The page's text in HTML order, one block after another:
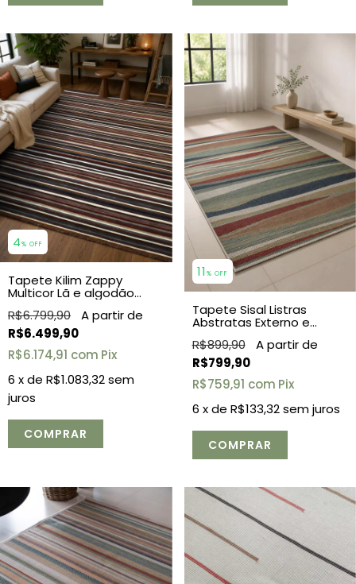
4% OFF
Tapete Kilim Zappy
Multicor Lã e algodão
2,50x3,00
R$6.799,90
R$6.499,90
R$6.174,91 com Pix
6 x de R$1.083,32sem
juros
11 % OFF
Tapete Sisal Listras
Abstratas Externo e
R$899,90
R$799,90
R$759,91 com Pix
6 x de R$133,32 sem juros
COMPRAR